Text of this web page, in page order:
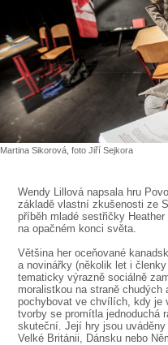
Martina Sikorová, foto Jiří Sejkora
Wendy Lillová napsala hru
základě vlastní zkušenosti ze
příběh mladé sestřičky
na opačném konci světa.
Většina her oceňované
a novinářky (několik let i
tematicky výrazně sociálně
moralistkou na straně
pochybovat ve chvílích, kdy je
tvorby se promítla jednoduchá
skuteční. Její hry jsou
Velké Británii, Dánsku nebo